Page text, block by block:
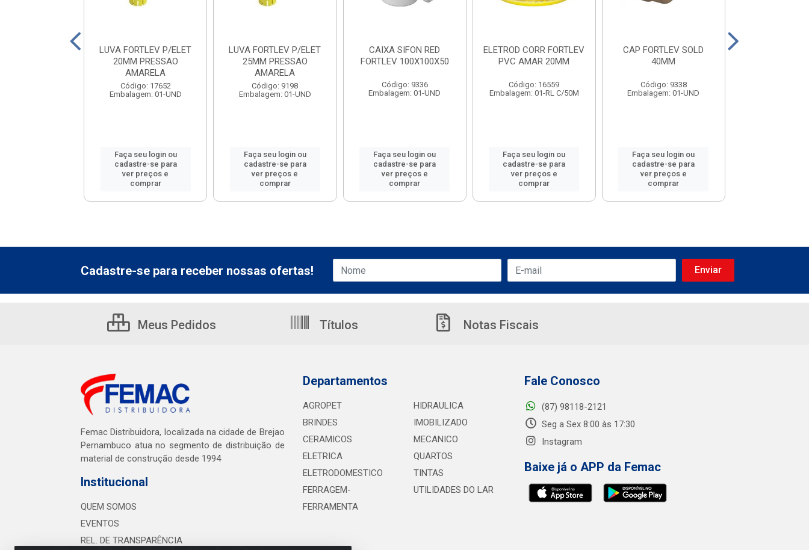
LUVA FORTLEV P/ELET
20MM PRESSAO
AMARELA
Código: 17652
Embalagem: 01-UND
Faça seu login ou
cadastre-se para
ver preços e
comprar
LUVA FORTLEV P/ELET
25MM PRESSAO
AMARELA
Código: 9198
Embalagem: 01-UND
Faça seu login ou
cadastre-se para
ver preços e
comprar
CAIXA SIFON RED
FORTLEV 100X100X50
Código: 9336
Embalagem: 01-UND
Faça seu login ou
cadastre-se para
ver preços e
comprar
ELETROD CORR FORTLEV
PVC AMAR 20MM
Código: 16559
Embalagem: 01-RL C/50M
Faça seu login ou
cadastre-se para
ver preços e
comprar
CAP FORTLEV SOLD
40MM
Código: 9338
Embalagem: 01-UND
Faça seu login ou
cadastre-se para
ver preços e
comprar
Cadastre-se para receber nossas ofertas!
Meus Pedidos Títulos Notas Fiscais
Femac Distribuidora, localizada na cidade de Brejao
Pernambuco atua no segmento de distribuição de
material de construção desde 1994
Institucional
QUEM SOMOS
EVENTOS
REL. DE TRANSPARÊNCIA
Departamentos
AGROPET
BRINDES
CERAMICOS
ELETRICA
ELETRODOMESTICO
FERRAGEM-
FERRAMENTA
HIDRAULICA
IMOBILIZADO
MECANICO
QUARTOS
TINTAS
UTILIDADES DO LAR
Fale Conosco
(87) 98118-2121
Seg a Sex 8:00 às 17:30
Instagram
Baixe já o APP da Femac